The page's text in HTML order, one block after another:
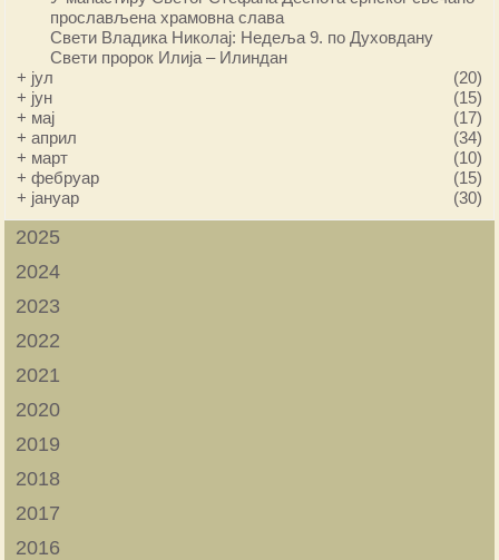
прослављена храмовна слава
Свети Владика Николај: Недеља 9. по Духовдану
Свети пророк Илија – Илиндан
+ јул
(20)
+ јун
(15)
+ мај
(17)
+април
(34)
+ март
(10)
+фебруар
(15)
+ јануар (30)
2025
2024
2023
2022
2021
2020
2019
2018
2017
2016